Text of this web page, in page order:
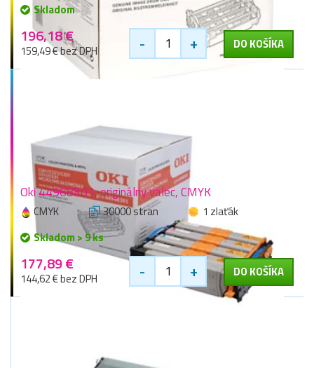
Skladom
196,18 €
159,49 € bez DPH - + DO KOŠÍKA
Oki 44968301, originálny valec, CMYK
CMYK 30000 stran
1 zlaťák
Skladom > 9 ks
177,89 €
144,62 € bez DPH - + DO KOŠÍKA